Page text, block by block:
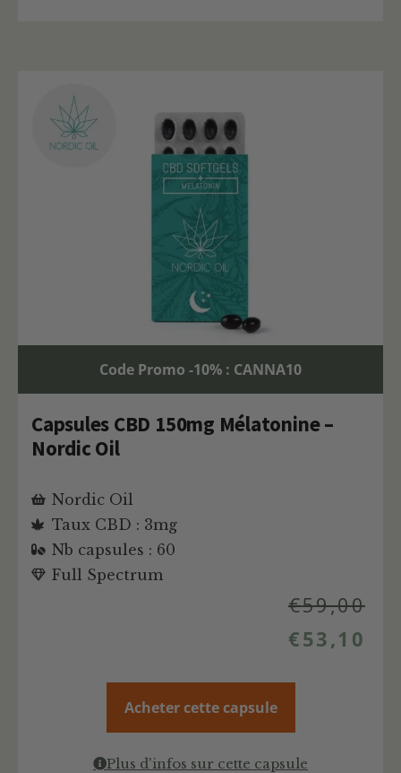
Code Promo -10% : CANNA10
Capsules CBD 150mg Mélatonine –
Nordic Oil
Nordic Oil
Taux CBD : 3mg
Nb capsules : 60
Full Spectrum
€59,00
€53,10
Acheter cette capsule
Plus d'infos sur cette capsule